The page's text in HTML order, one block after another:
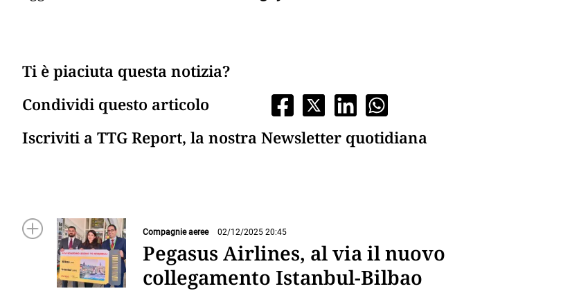
Ti è piaciuta questa notizia?
Condividi questo articolo
Iscriviti a TTG Report, la nostra Newsletter quotidiana
Compagnie aeree 02/12/2025 20:45
Pegasus Airlines, al via il nuovo
collegamento Istanbul-Bilbao